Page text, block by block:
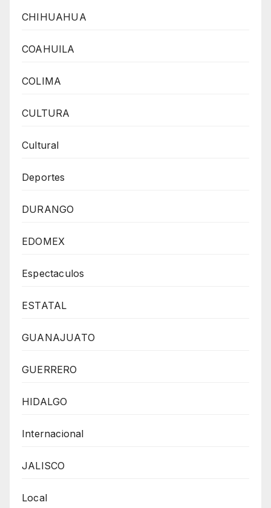
CHIHUAHUA
COAHUILA
COLIMA
CULTURA
Cultural
Deportes
DURANGO
EDOMEX
Espectaculos
ESTATAL
GUANAJUATO
GUERRERO
HIDALGO
Internacional
JALISCO
Local